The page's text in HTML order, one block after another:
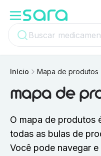
Início Mapa de produtos
mapa de
O mapa de produtos
todas as bulas de
Você pode navegar